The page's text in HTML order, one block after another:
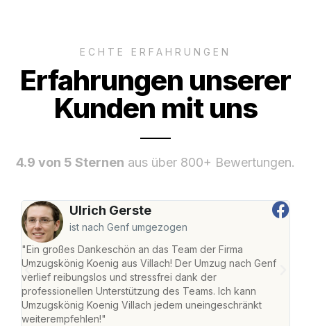
ECHTE ERFAHRUNGEN
Erfahrungen unserer
Kunden mit uns
4.9 von 5 Sternen aus über 800+ Bewertungen.
Ulrich Gerste
ist nach Genf umgezogen
"Ein großes Dankeschön an das Team der Firma
Umzugskönig Koenig aus Villach! Der Umzug nach Genf
verlief reibungslos und stressfrei dank der
professionellen Unterstützung des Teams. Ich kann
Umzugskönig Koenig Villach jedem uneingeschränkt
weiterempfehlen!"